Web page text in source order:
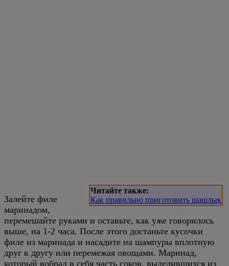
Читайте также:
Как правильно приготовить шашлык
Залейте филе
маринадом,
перемешайте руками и оставьте, как уже говорилось
выше, на 1-2 часа. После этого достаньте кусочки
филе из маринада и насадите на шампуры вплотную
друг к другу или перемежая овощами. Маринад,
который вобрал в себя часть соков, выделившихся из